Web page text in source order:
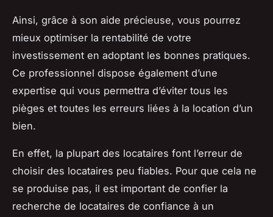
Ainsi, grâce à son aide précieuse, vous pourrez
mieux optimiser la rentabilité de votre
investissement en adoptant les bonnes pratiques.
Ce professionnel dispose également d’une
expertise qui vous permettra d’éviter tous les
pièges et toutes les erreurs liées à la location d’un
bien.
En effet, la plupart des locataires font l’erreur de
choisir des locataires peu fiables. Pour que cela ne
se produise pas, il est important de confier la
recherche de locataires de confiance à un